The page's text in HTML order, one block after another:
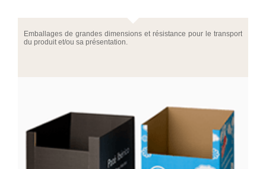
Emballages de grandes dimensions et résistance pour le transport
du produit et/ou sa présentation.